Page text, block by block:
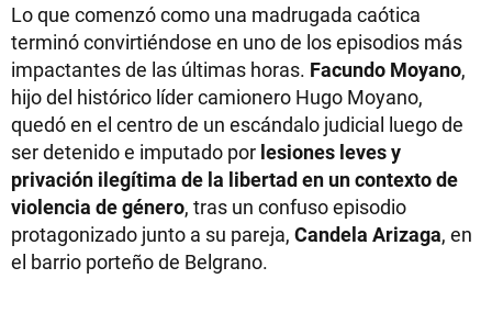
Lo que comenzó como una madrugada caótica
terminó convirtiéndose en uno de los episodios más
impactantes de las últimas horas. Facundo Moyano,
hijo del histórico líder camionero Hugo Moyano,
quedó en el centro de un escándalo judicial luego de
ser detenido e imputado por lesiones leves y
privación ilegítima de la libertad en un contexto de
violencia de género, tras un confuso episodio
protagonizado junto a su pareja, Candela Arizaga, en
el barrio porteño de Belgrano.